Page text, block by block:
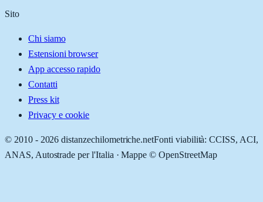
Sito
Chi siamo
Estensioni browser
App accesso rapido
Contatti
Press kit
Privacy e cookie
© 2010 - 2026 distanzechilometriche.netFonti viabilità: CCISS, ACI,
ANAS, Autostrade per l'Italia · Mappe © OpenStreetMap